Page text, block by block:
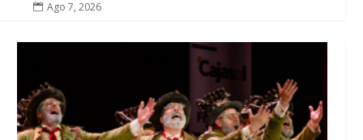
 Ago 7, 2026